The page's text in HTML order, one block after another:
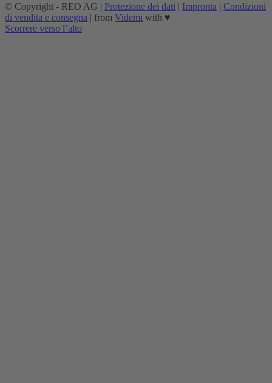
© Copyright - REO AG | Protezione dei dati | Impronta | Condizioni
di vendita e consegna | from Videmi with ♥︎
Scorrere verso l’alto